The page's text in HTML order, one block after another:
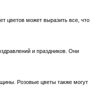
цветов может выразить все, что
и праздников. Они
Розовые цветы также могут